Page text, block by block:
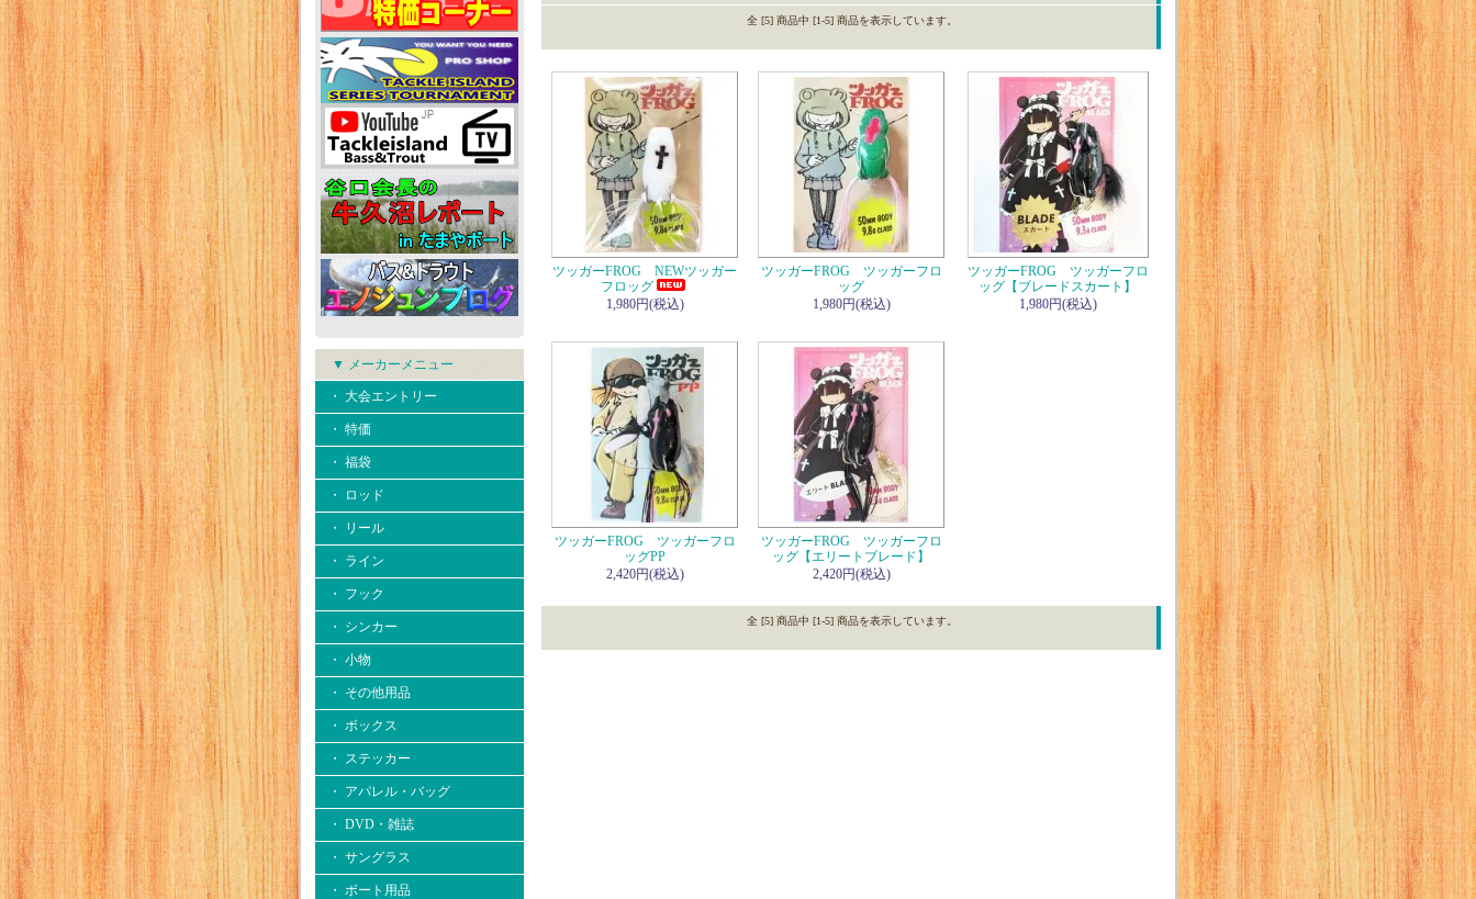
▼ メーカーメニュー
・ 大会エントリー
・ 特価
・ 福袋
・ ロッド
・ リール
・ ライン
・ フック
・ シンカー
・ 小物
・ その他用品
・ ボックス
・ ステッカー
・ アパレル・バッグ
・ DVD・雑誌
・ サングラス
・ ボート用品
全 [5] 商品中 [1-5] 商品を表示しています。
ツッガーFROG NEWツッガー
フロッグ
1,980円(税込)
ツッガーFROG ツッガーフロ
ッグ
1,980円(税込)
ツッガーFROG ツッガーフロ
ッグ【ブレードスカート】
1,980円(税込)
ツッガーFROG ツッガーフロ
ッグPP
2,420円(税込)
ツッガーFROG ツッガーフロ
ッグ【エリートブレード】
2,420円(税込)
全 [5] 商品中 [1-5] 商品を表示しています。